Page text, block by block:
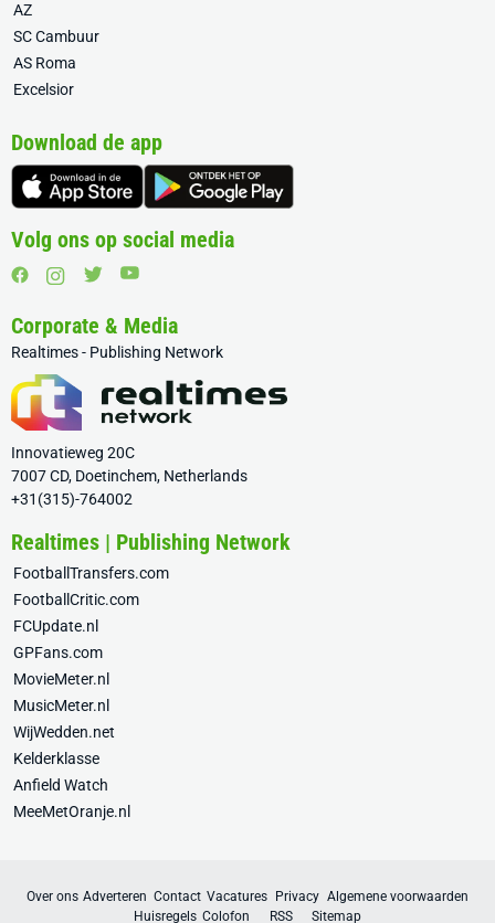
AZ
SC Cambuur
AS Roma
Excelsior
Download de app
Volg ons op social media
Corporate & Media
Realtimes - Publishing Network
Innovatieweg 20C
7007 CD, Doetinchem, Netherlands
+31(315)-764002
Realtimes | Publishing Network
FootballTransfers.com
FootballCritic.com
FCUpdate.nl
GPFans.com
MovieMeter.nl
MusicMeter.nl
WijWedden.net
Kelderklasse
Anfield Watch
MeeMetOranje.nl
Over ons Adverteren Contact Vacatures Privacy Algemene voorwaarden
Huisregels Colofon RSS Sitemap